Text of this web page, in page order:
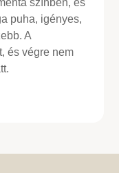
színben, és
puha, igényes,
A
és végre nem